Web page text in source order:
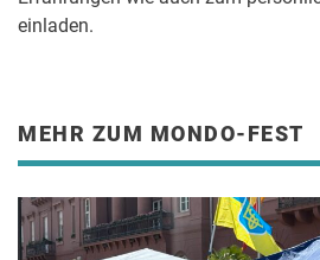
einladen.
MEHR ZUM MONDO-FEST